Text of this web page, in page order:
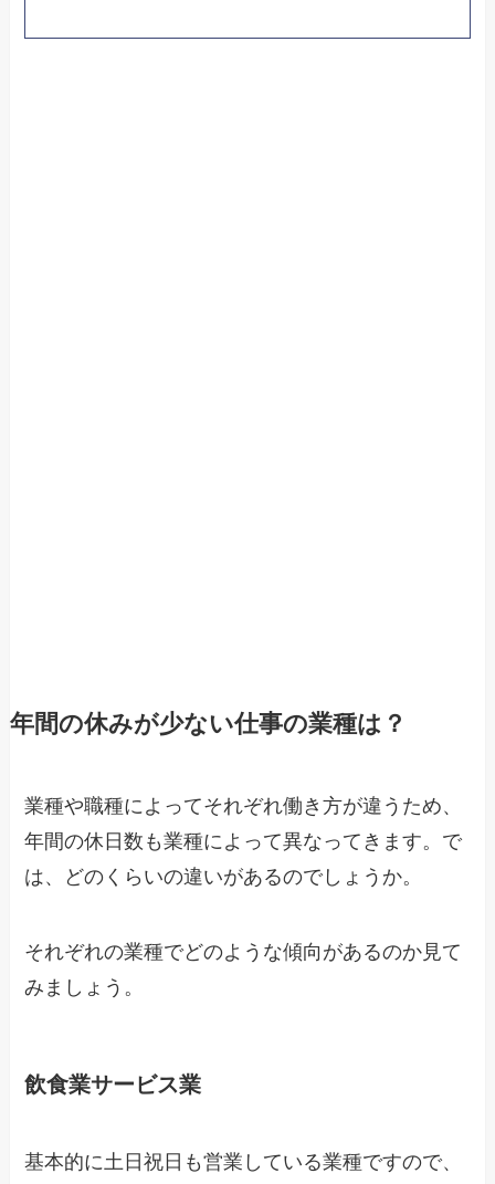
年間の休みが少ない仕事の業種は？
業種や職種によってそれぞれ働き方が違うため、
年間の休日数も業種によって異なってきます。で
は、どのくらいの違いがあるのでしょうか。
それぞれの業種でどのような傾向があるのか見て
みましょう。
飲食業サービス業
基本的に土日祝日も営業している業種ですので、